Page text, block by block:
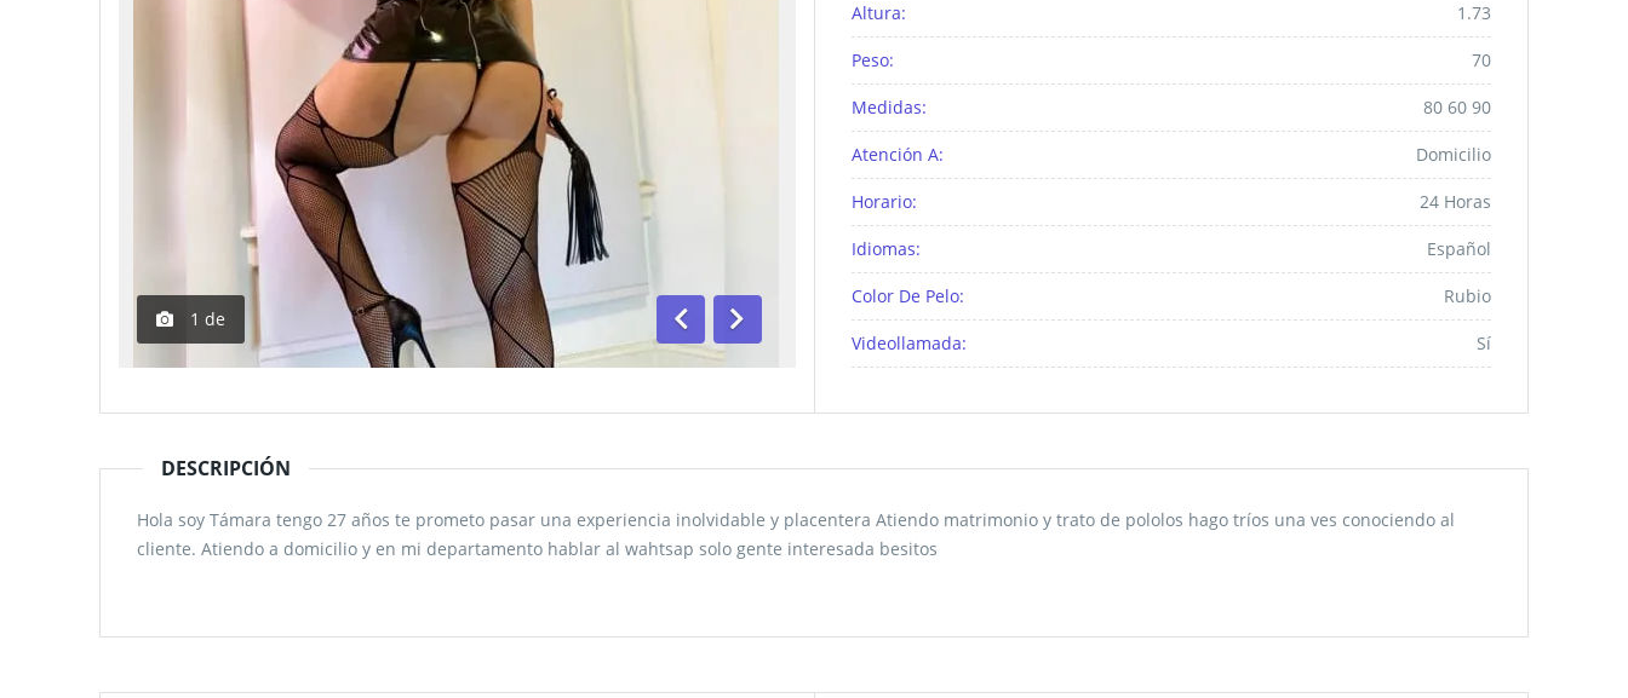
1 de
AnteriorSiguiente
Altura: 1.73
Peso: 70
Medidas: 80 60 90
Atención A: Domicilio
Horario: 24 Horas
Idiomas: Español
Color De Pelo: Rubio
Videollamada: Sí
DESCRIPCIÓN
Hola soy Támara tengo 27 años te prometo pasar una experiencia inolvidable y placentera Atiendo matrimonio y trato de pololos hago tríos una ves conociendo al
cliente. Atiendo a domicilio y en mi departamento hablar al wahtsap solo gente interesada besitos